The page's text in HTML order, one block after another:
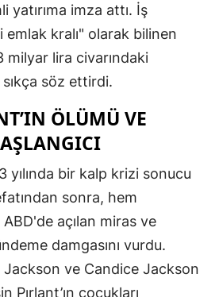
yatırıma imza attı. İş
emlak kralı" olarak bilinen
milyar lira civarındaki
söz ettirdi.
ÖLÜMÜ VE
yılında bir kalp krizi sonucu
sonra, hem
açılan miras ve
damgasını vurdu.
ve Candice Jackson
Pırlant’ın çocukları